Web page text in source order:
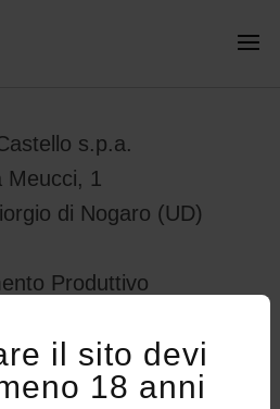
s.p.a.
Meucci, 1
di Nogaro (UD)
Produttivo
Pedavena (BL)
il sito devi
18 anni